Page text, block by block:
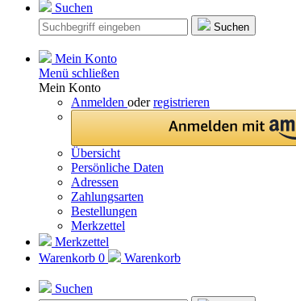
Suchen
Suchen
Mein Konto
Menü schließen
Mein Konto
Anmelden oderregistrieren
Übersicht
Persönliche Daten
Adressen
Zahlungsarten
Bestellungen
Merkzettel
Merkzettel
Warenkorb 0 Warenkorb
Suchen